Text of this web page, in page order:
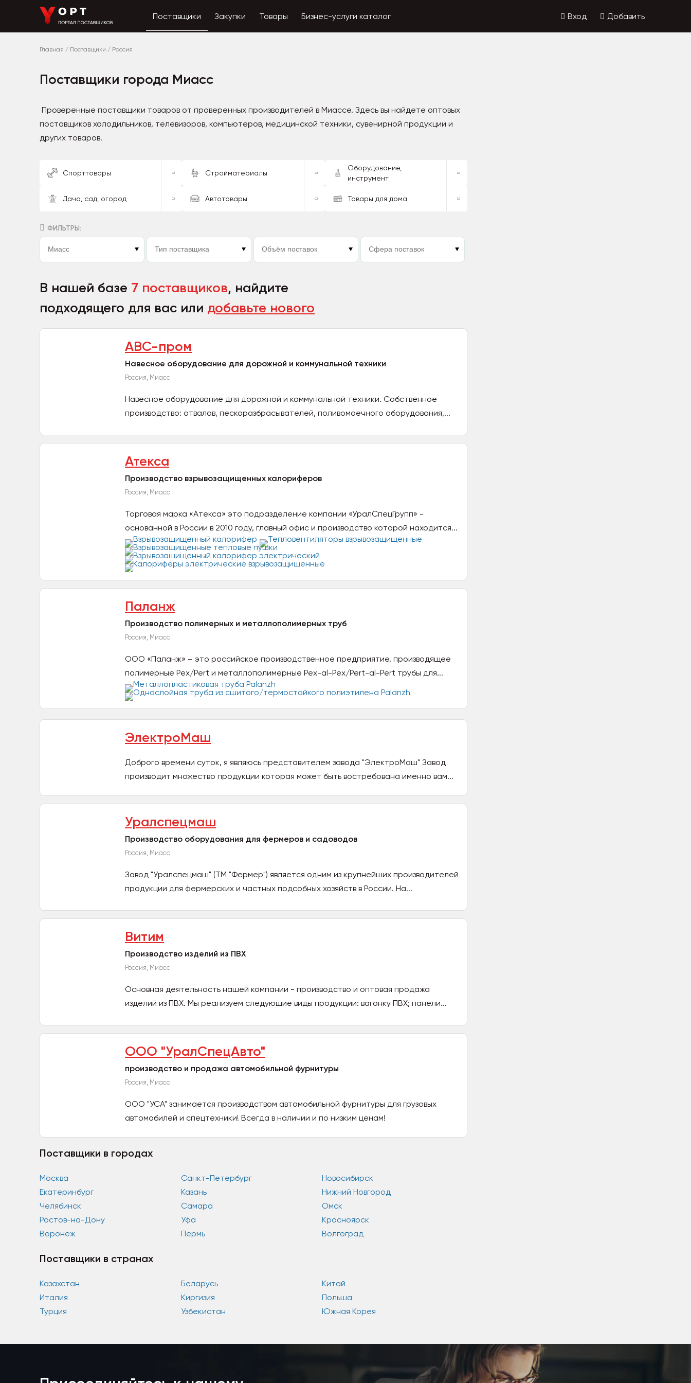
Поставщики Закупки Товары Бизнес-услуги каталог Вход Добавить
Главная / Поставщики / Россия
Поставщики города Миасс
Проверенные поставщики товаров от проверенных производителей в Миассе. Здесь вы найдете оптовых
поставщиков холодильников, телевизоров, компьютеров, медицинской техники, сувенирной продукции и
других товаров.
Спорттовары Стройматериалы
Оборудование,
инструмент
Дача, сад, огород Автотовары Товары для дома
ФИЛЬТРЫ:
В нашей базе 7 поставщиков, найдите
подходящего для вас или добавьте нового
АВС-пром
Навесное оборудование для дорожной и коммунальной техники
Россия, Миасс
Навесное оборудование для дорожной и коммунальной техники. Собственное
производство: отвалов, пескоразбрасывателей, поливомоечного оборудования,...
Атекса
Производство взрывозащищенных калориферов
Россия, Миасс
Торговая марка «Атекса» это подразделение компании «УралСпецГрупп» -
основанной в России в 2010 году, главный офис и производство которой находится...
Паланж
Производство полимерных и металлополимерных труб
Россия, Миасс
ООО «Паланж» – это российское производственное предприятие, производящее
полимерные Pex/Pert и металлополимерные Pex-al-Pex/Pert-al-Pert трубы для...
ЭлектроМаш
Доброго времени суток, я являюсь представителем завода "ЭлектроМаш" Завод
производит множество продукции которая может быть востребована именно вам...
Уралспецмаш
Производство оборудования для фермеров и садоводов
Россия, Миасс
Завод "Уралспецмаш" (ТМ "Фермер") является одним из крупнейших производителей
продукции для фермерских и частных подсобных хозяйств в России. На...
Витим
Производство изделий из ПВХ
Россия, Миасс
Основная деятельность нашей компании - производство и оптовая продажа
изделий из ПВХ. Мы реализуем следующие виды продукции: вагонку ПВХ; панели...
ООО "УралСпецАвто"
производство и продажа автомобильной фурнитуры
Россия, Миасс
ООО "УСА" занимается производством автомобильной фурнитуры для грузовых
автомобилей и спецтехники! Всегда в наличии и по низким ценам!
Поставщики в городах
Москва Санкт-Петербург
Новосибирск
Екатеринбург
Казань
Нижний Новгород
Челябинск
Самара
Омск
Ростов-на-Дону
Уфа
Красноярск
Воронеж
Пермь Волгоград
Поставщики в странах
Казахстан Беларусь
Китай
Италия
Киргизия
Польша
Турция
Узбекистан Южная Корея